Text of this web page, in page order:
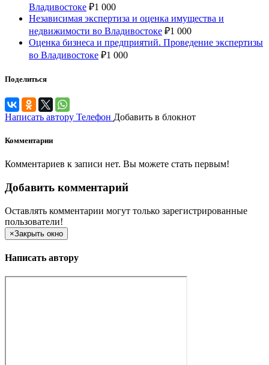
Владивостоке ₽1 000
Независимая экспертиза и оценка имущества и
недвижимости во Владивостоке ₽1 000
Оценка бизнеса и предприятий. Проведение экспертизы
во Владивостоке ₽1 000
Поделиться
Написать автору Телефон Добавить в блокнот
Комментарии
Комментариев к записи нет. Вы можете стать первым!
Добавить комментарий
Оставлять комментарии могут только зарегистрированные
пользователи!
×Закрыть окно
Написать автору